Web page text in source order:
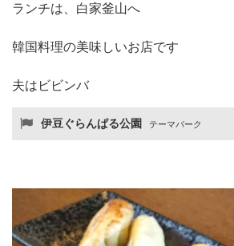
ランチは、白家釜山へ
韓国料理の美味しいお店です
夫はビビンバ
伊豆ぐらんぱる公園 テーマパーク